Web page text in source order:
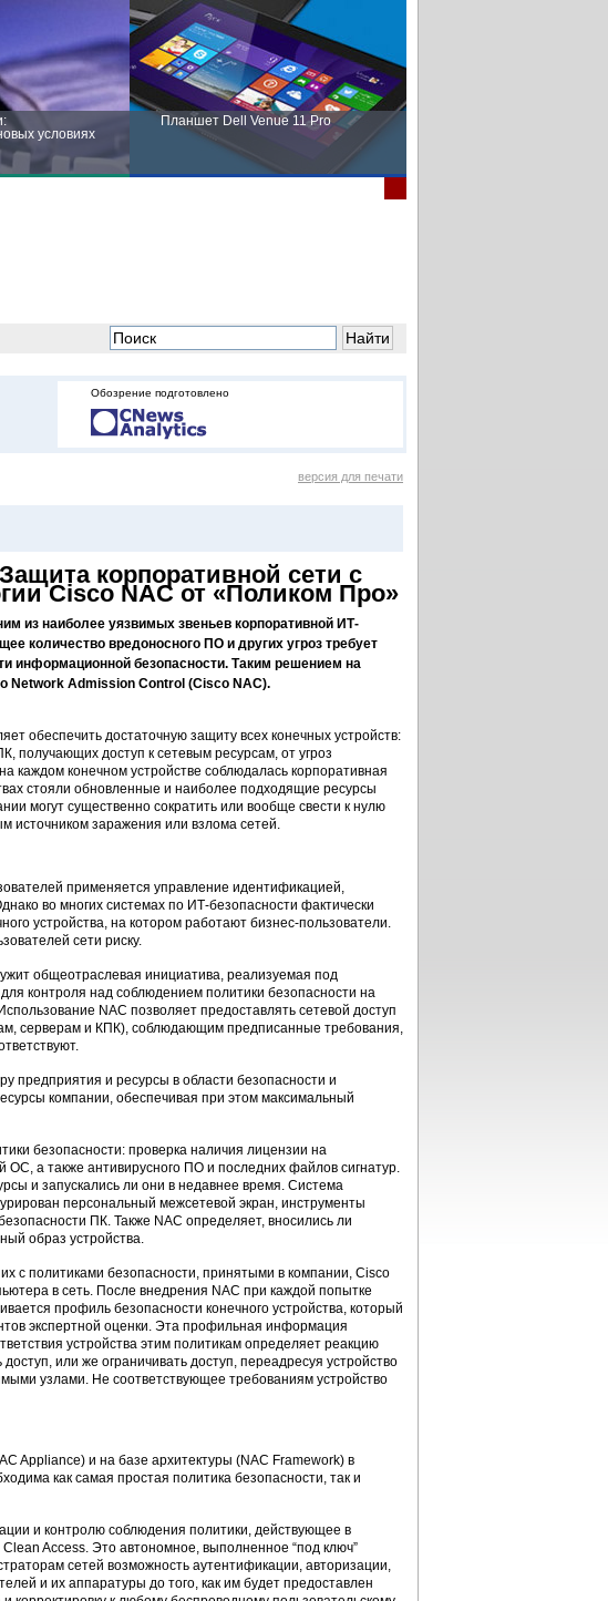
условиях
Планшет Dell Venue 11 Pro
Обозрение подготовлено
версия для печати
корпоративной сети с
Cisco NAC от «Поликом Про»
из наиболее уязвимых звеньев корпоративной ИТ-
количество вредоносного ПО и других угроз требует
информационной безопасности. Таким решением на
Network Admission Control (Cisco NAC).
обеспечить достаточную защиту всех конечных устройств:
получающих доступ к сетевым ресурсам, от угроз
каждом конечном устройстве соблюдалась корпоративная
стояли обновленные и наиболее подходящие ресурсы
могут существенно сократить или вообще свести к нулю
источником заражения или взлома сетей.
применяется управление идентификацией,
во многих системах по ИТ-безопасности фактически
устройства, на котором работают бизнес-пользователи.
сети риску.
общеотраслевая инициатива, реализуемая под
контроля над соблюдением политики безопасности на
NAC позволяет предоставлять сетевой доступ
серверам и КПК), соблюдающим предписанные требования,
предприятия и ресурсы в области безопасности и
компании, обеспечивая при этом максимальный
безопасности: проверка наличия лицензии на
а также антивирусного ПО и последних файлов сигнатур.
и запускались ли они в недавнее время. Система
персональный межсетевой экран, инструменты
ПК. Также NAC определяет, вносились ли
образ устройства.
с политиками безопасности, принятыми в компании, Cisco
в сеть. После внедрения NAC при каждой попытке
профиль безопасности конечного устройства, который
экспертной оценки. Эта профильная информация
устройства этим политикам определяет реакцию
или же ограничивать доступ, переадресуя устройство
узлами. Не соответствующее требованиям устройство
Appliance) и на базе архитектуры (NAC Framework) в
как самая простая политика безопасности, так и
и контролю соблюдения политики, действующее в
Access. Это автономное, выполненное “под ключ”
сетей возможность аутентификации, авторизации,
и их аппаратуры до того, как им будет предоставлен